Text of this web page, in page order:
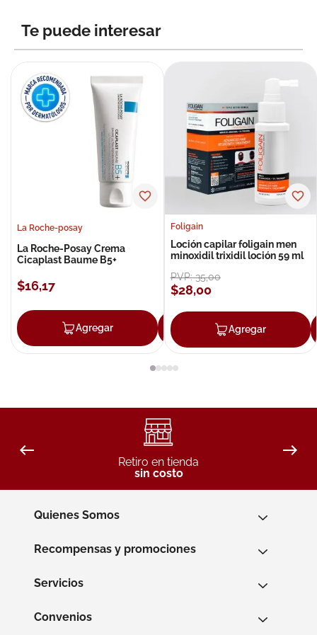
Te puede interesar
La Roche-posay
La Roche-Posay Crema
Cicaplast Baume B5+
$16,17
Agregar Agregar
Foligain
Loción capilar foligain men
minoxidil trixidil loción 59 ml
PVP:35,00
$28,00
Agregar
Retiro en tienda
sin costo
Quienes Somos
Recompensas y promociones
Servicios
Convenios
10.pañales